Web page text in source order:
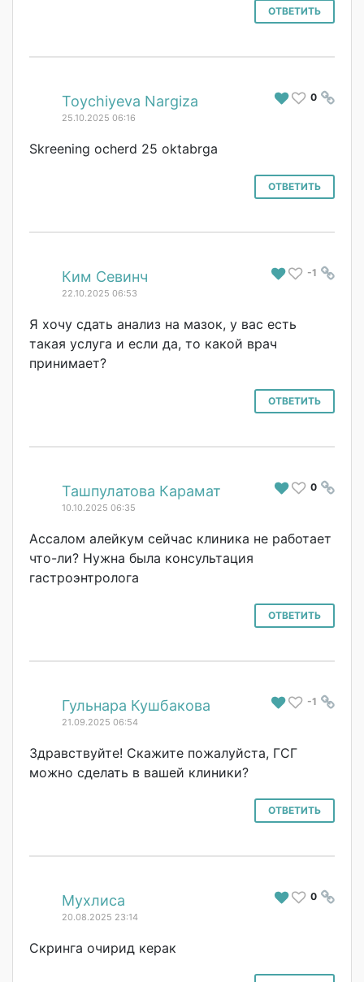
ОТВЕТИТЬ
# 0
Toychiyeva Nargiza
25.10.2025 06:16
Skreening ocherd 25 oktabrga
ОТВЕТИТЬ
# -1
Ким Севинч
22.10.2025 06:53
Я хочу сдать анализ на мазок, у вас есть
такая услуга и если да, то какой врач
принимает?
ОТВЕТИТЬ
# 0
Ташпулатова Карамат
10.10.2025 06:35
Ассалом алейкум сейчас клиника не работает
что-ли? Нужна была консультация
гастроэнтролога
ОТВЕТИТЬ
# -1
Гульнара Кушбакова
21.09.2025 06:54
Здравствуйте! Скажите пожалуйста, ГСГ
можно сделать в вашей клиники?
ОТВЕТИТЬ
# 0
Мухлиса
20.08.2025 23:14
Скринга очирид керак